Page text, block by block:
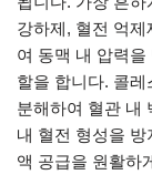
강하제, 혈전 억
여 동맥 내 압력
할을 합니다. 콜
분해하여 혈관 내
내 혈전 형성을
액 공급을 원활하